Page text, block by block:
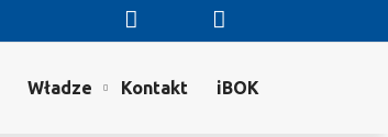
Władze Kontakt iBOK